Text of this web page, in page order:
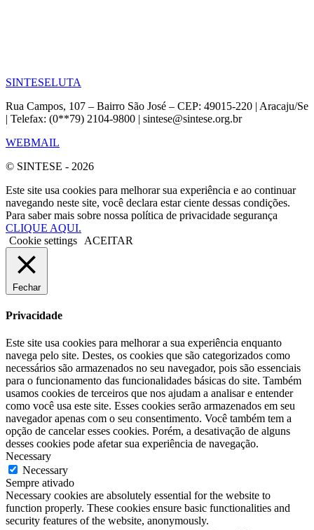
SINTESELUTA
Rua Campos, 107 – Bairro São José – CEP: 49015-220 | Aracaju/Se
| Telefax: (0**79) 2104-9800 | sintese@sintese.org.br
WEBMAIL
© SINTESE - 2026
Este site usa cookies para melhorar sua experiência e ao continuar
navegando neste site, você declara estar ciente dessas condições.
Para saber mais sobre nossa política de privacidade segurança
CLIQUE AQUI.
Cookie settings
ACEITAR
Fechar
Privacidade
Este site usa cookies para melhorar a sua experiência enquanto
navega pelo site. Destes, os cookies que são categorizados como
necessários são armazenados no seu navegador, pois são essenciais
para o funcionamento das funcionalidades básicas do site. Também
usamos cookies de terceiros que nos ajudam a analisar e entender
como você usa este site. Esses cookies serão armazenados em seu
navegador apenas com o seu consentimento. Você também tem a
opção de cancelar esses cookies. Porém, a desativação de alguns
desses cookies pode afetar sua experiência de navegação.
Necessary
Necessary
Sempre ativado
Necessary cookies are absolutely essential for the website to
function properly. These cookies ensure basic functionalities and
security features of the website, anonymously.